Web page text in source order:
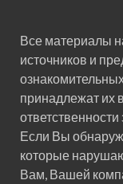
Все материалы
источников и
принадлежат их
Если Вы
которые
Вам, Вашей